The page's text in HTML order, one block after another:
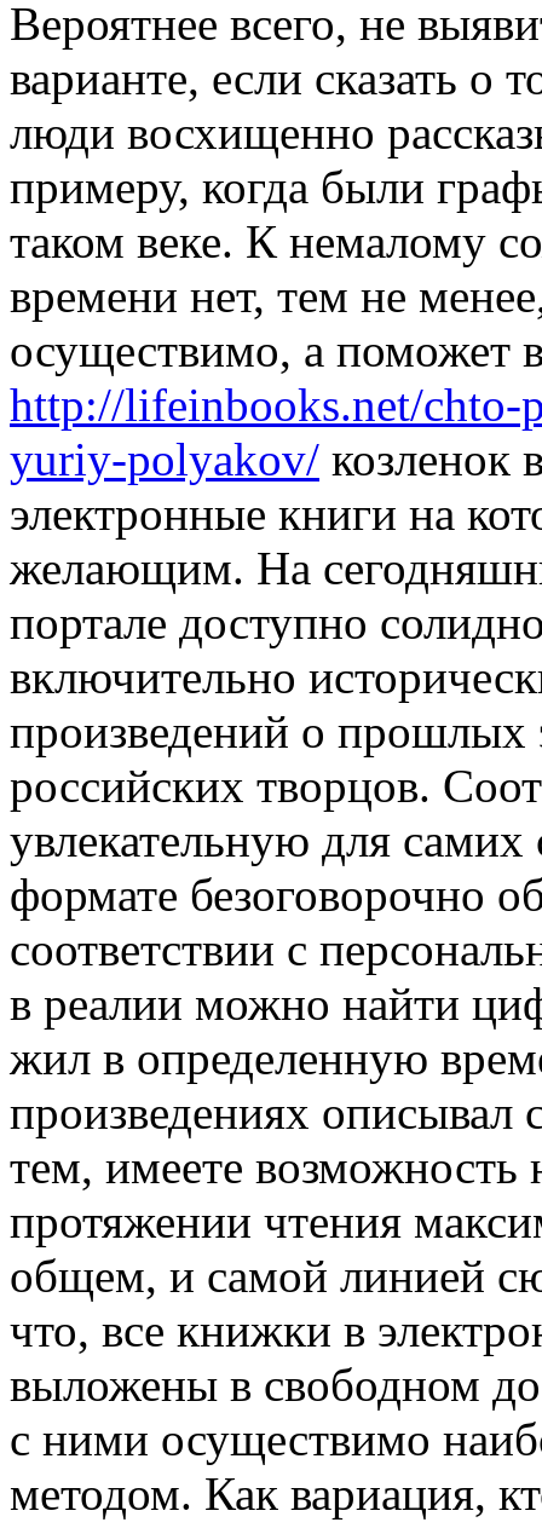
Вероятнее всего, не
варианте, если сказать о
люди восхищенно
примеру, когда были
таком веке. К немалому
времени нет, тем не
осуществимо, а поможет
http://lifeinbooks.net/
yuriy-polyakov/ козленок
электронные книги на
желающим. На
портале доступно
включительно
произведений о прошлых
российских творцов.
увлекательную для
формате безоговорочно
соответствии с
в реалии можно найти
жил в определенную
произведениях описывал
тем, имеете
протяжении чтения
общем, и самой линией
что, все книжки в
выложены в свободном
с ними осуществимо
методом. Как вариация,